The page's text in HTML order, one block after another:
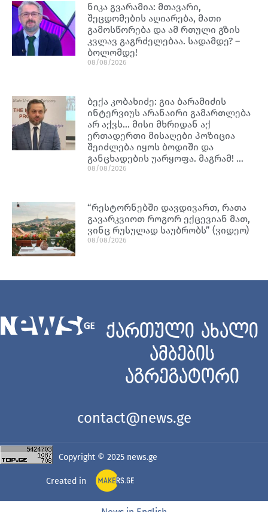
ნიკა გვარამია: მთავარი,
შეცდომების აღიარება, მათი
გამოსწორება და ამ რთული გზის
კვლავ გაგრძელებაა. სადამდე? –
ბოლომდე!
08/08/2026
ბექა კობახიძე: გია ბარამიძის
ინტერვიუს არანაირი გამართლება
არ აქვს… მისი მხრიდან აქ
ერთადერთი მისაღები პოზიცია
შეიძლება იყოს ბოდიში და
განცხადების უარყოფა. მაგრამ! …
08/08/2026
“რესტორნებში დავდივართ, რათა
გავარკვიოთ როგორ ექცევიან მათ,
ვინც რუსულად საუბრობს” (ვიდეო)
08/08/2026
ქართული ახალი
ამბების
აგრეგატორი
contact@news.ge
Copyright © 2025 news.ge
Created in